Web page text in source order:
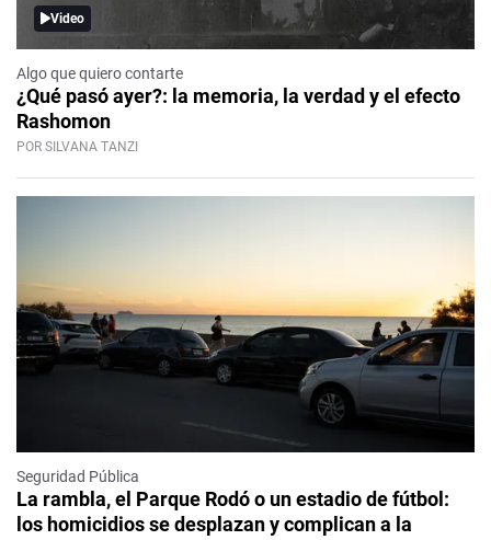
Video
Algo que quiero contarte
¿Qué pasó ayer?: la memoria, la verdad y el efecto
Rashomon
POR SILVANA TANZI
Seguridad Pública
La rambla, el Parque Rodó o un estadio de fútbol:
los homicidios se desplazan y complican a la